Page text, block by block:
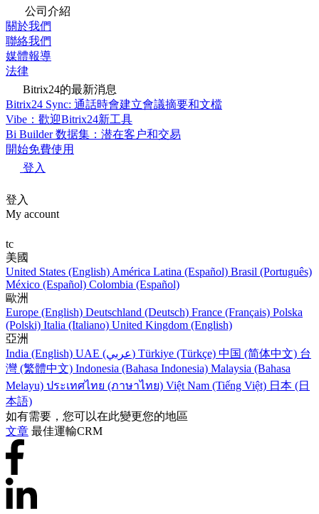
公司介紹
關於我們
聯絡我們
媒體報導
法律
Bitrix24的最新消息
Bitrix24 Sync: 通話時會建立會議摘要和文檔
Vibe：歡迎Bitrix24新工具
Bi Builder 数据集：潜在客户和交易
開始免費使用
登入
登入
My account
tc
美國
United States (English) América Latina (Español) Brasil (Português)
México (Español) Colombia (Español)
歐洲
Europe (English) Deutschland (Deutsch) France (Français) Polska
(Polski) Italia (Italiano) United Kingdom (English)
亞洲
India (English)
UAE (عربي) Türkiye (Türkçe) 中国 (简体中文) 台
灣 (繁體中文) Indonesia (Bahasa Indonesia) Malaysia (Bahasa
Melayu) ประเทศไทย (ภาษาไทย) Việt Nam (Tiếng Việt) 日本 (日
本語)
如有需要，您可以在此變更您的地區
文章 最佳運輸CRM